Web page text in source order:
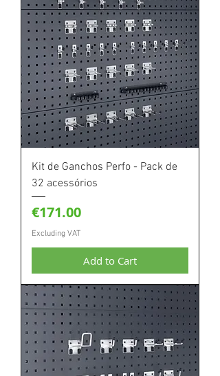
Kit de Ganchos Perfo - Pack de
32 acessórios
Price
€171.00
Excluding VAT
Add to Cart